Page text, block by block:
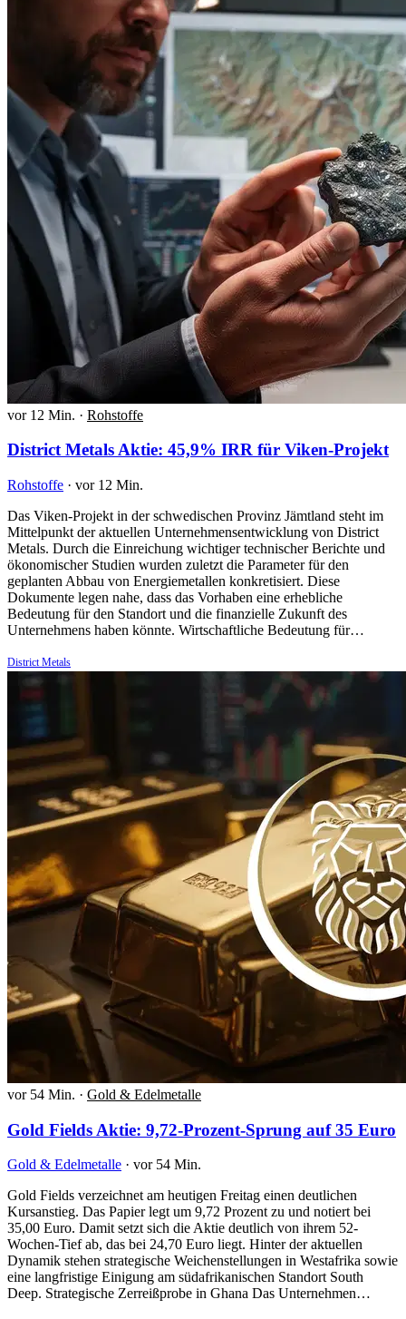
vor 12 Min. · Rohstoffe
District Metals Aktie: 45,9% IRR für Viken-Projekt
Rohstoffe · vor 12 Min.
Das Viken-Projekt in der schwedischen Provinz Jämtland steht im
Mittelpunkt der aktuellen Unternehmensentwicklung von District
Metals. Durch die Einreichung wichtiger technischer Berichte und
ökonomischer Studien wurden zuletzt die Parameter für den
geplanten Abbau von Energiemetallen konkretisiert. Diese
Dokumente legen nahe, dass das Vorhaben eine erhebliche
Bedeutung für den Standort und die finanzielle Zukunft des
Unternehmens haben könnte. Wirtschaftliche Bedeutung für…
District Metals
vor 54 Min. · Gold & Edelmetalle
Gold Fields Aktie: 9,72-Prozent-Sprung auf 35 Euro
Gold & Edelmetalle · vor 54 Min.
Gold Fields verzeichnet am heutigen Freitag einen deutlichen
Kursanstieg. Das Papier legt um 9,72 Prozent zu und notiert bei
35,00 Euro. Damit setzt sich die Aktie deutlich von ihrem 52-
Wochen-Tief ab, das bei 24,70 Euro liegt. Hinter der aktuellen
Dynamik stehen strategische Weichenstellungen in Westafrika sowie
eine langfristige Einigung am südafrikanischen Standort South
Deep. Strategische Zerreißprobe in Ghana Das Unternehmen…